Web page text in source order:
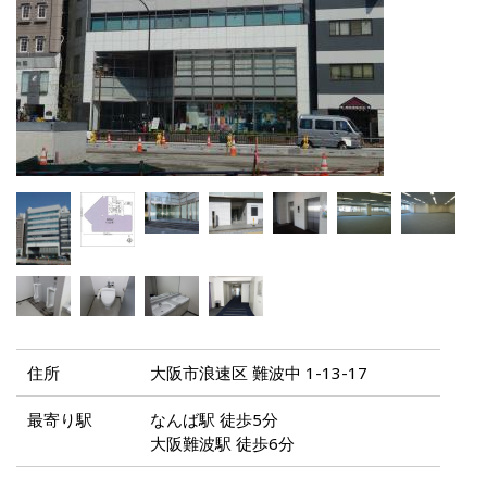
住所 大阪市浪速区 難波中 1-13-17
最寄り駅
なんば駅 徒歩5分
大阪難波駅 徒歩6分